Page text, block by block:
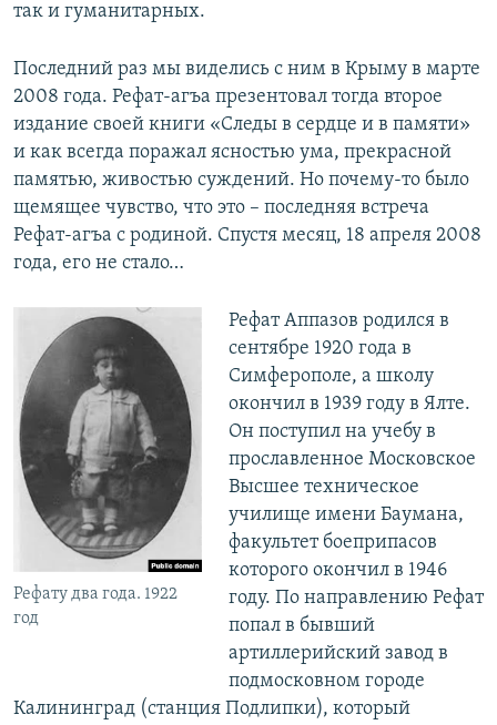
так и гуманитарных.
Последний раз мы виделись с ним в Крыму в марте
2008 года. Рефат-агъа презентовал тогда второе
издание своей книги «Следы в сердце и в памяти»
и как всегда поражал ясностью ума, прекрасной
памятью, живостью суждений. Но почему-то было
щемящее чувство, что это – последняя встреча
Рефат-агъа с родиной. Спустя месяц, 18 апреля 2008
года, его не стало…
Рефату два года. 1922
год
Рефат Аппазов родился в
сентябре 1920 года в
Симферополе, а школу
окончил в 1939 году в Ялте.
Он поступил на учебу в
прославленное Московское
Высшее техническое
училище имени Баумана,
факультет боеприпасов
которого окончил в 1946
году. По направлению Рефат
попал в бывший
артиллерийский завод в
подмосковном городе
Калининград (станция Подлипки), который